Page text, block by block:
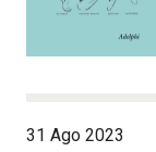
31 Ago 2023